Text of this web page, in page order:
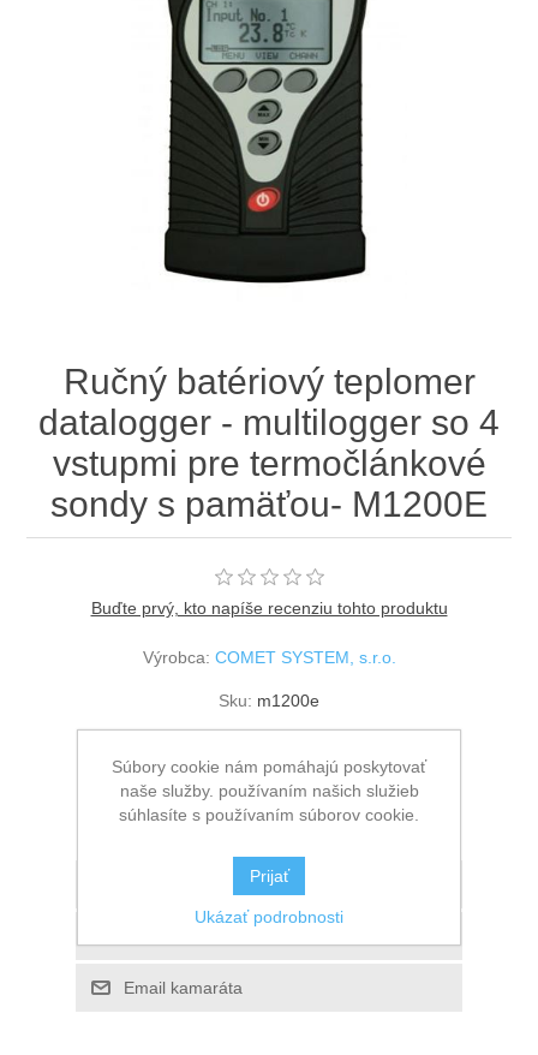
Ručný batériový teplomer
datalogger - multilogger so 4
vstupmi pre termočlánkové
sondy s pamäťou- M1200E
Buďte prvý, kto napíše recenziu tohto produktu
Výrobca: COMET SYSTEM, s.r.o.
Sku: m1200e
Súbory cookie nám pomáhajú poskytovať
naše služby. používaním našich služieb
súhlasíte s používaním súborov cookie.
Prijať
Ukázať podrobnosti